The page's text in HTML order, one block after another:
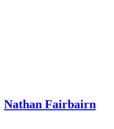
Nathan Fairbairn